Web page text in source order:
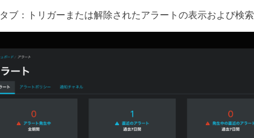
タブ：トリガーまたは解除されたアラートの表示および検索